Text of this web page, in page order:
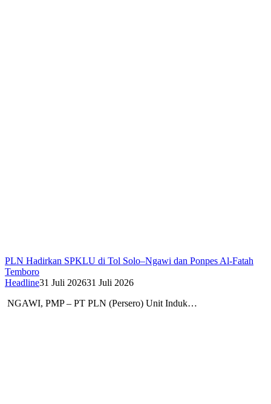
PLN Hadirkan SPKLU di Tol Solo–Ngawi dan Ponpes Al-Fatah
Temboro
Headline31 Juli 202631 Juli 2026
NGAWI, PMP – PT PLN (Persero) Unit Induk…